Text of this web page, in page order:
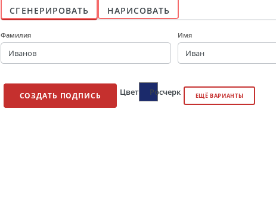
СГЕНЕРИРОВАТЬ НАРИСОВАТЬ
Фамилия Имя
СОЗДАТЬ ПОДПИСЬ Цвет Росчерк ЕЩЁ ВАРИАНТЫ